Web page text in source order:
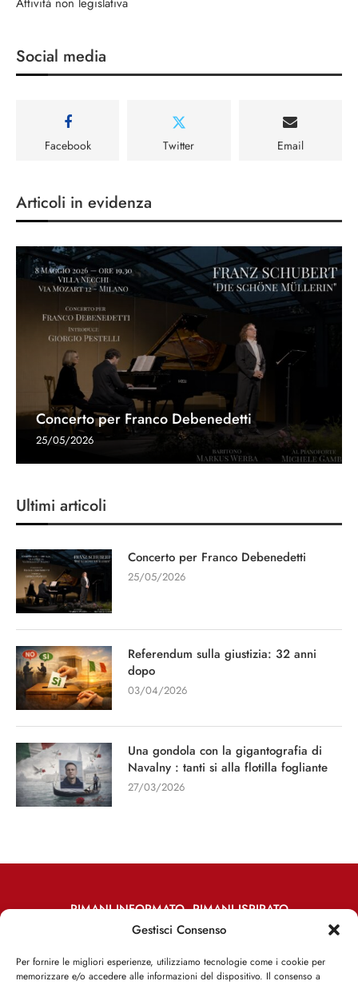
Gestisci Consenso
Per fornire le migliori esperienze, utilizziamo tecnologie come i cookie per
memorizzare e/o accedere alle informazioni del dispositivo. Il consenso a
Social media
Facebook Twitter Email
Articoli in evidenza
Concerto per Franco Debenedetti
25/05/2026
Ultimi articoli
Concerto per Franco Debenedetti
25/05/2026
Referendum sulla giustizia: 32 anni
dopo
03/04/2026
Una gondola con la gigantografia di
Navalny : tanti si alla flotilla fogliante
27/03/2026
RIMANI INFORMATO, RIMANI ISPIRATO
Iscriviti alla Newsletter